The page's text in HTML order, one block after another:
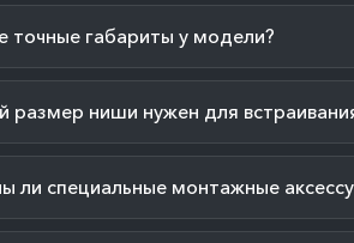
точные габариты у модели?
размер ниши нужен для
ли специальные монтажные